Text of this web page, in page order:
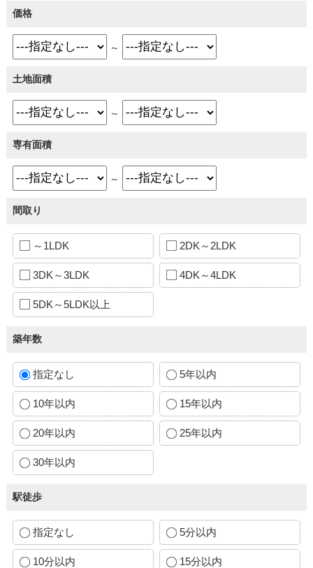
価格
～
土地面積
～
専有面積
～
間取り
～1LDK 2DK～2LDK
3DK～3LDK 4DK～4LDK
5DK～5LDK以上
築年数
指定なし 5年以内
10年以内 15年以内
20年以内 25年以内
30年以内
駅徒歩
指定なし 5分以内
10分以内 15分以内